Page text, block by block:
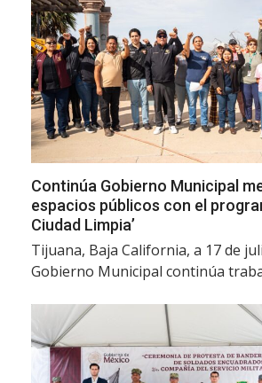
Continúa Gobierno Municipal
espacios públicos con el
Ciudad Limpia’
Tijuana, Baja California, a 17 de
Gobierno Municipal continúa